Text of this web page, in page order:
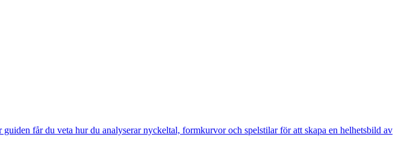
får du veta hur du analyserar nyckeltal, formkurvor och spelstilar för att skapa en helhetsbild av